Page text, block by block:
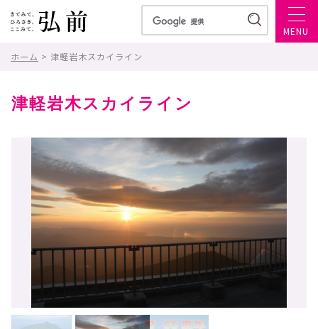
MENU
ホーム > 津軽岩木スカイライン
津軽岩木スカイライン